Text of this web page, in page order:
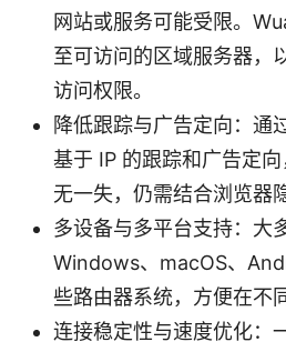
网站或服务可能受限。
至可访问的区域服务器，
访问权限。
降低跟踪与广告定向：通
基于 IP 的跟踪和广告定
无一失，仍需结合浏览器
多设备与多平台支持：大
Windows、macOS、
些路由器系统，方便在不
连接稳定性与速度优化：